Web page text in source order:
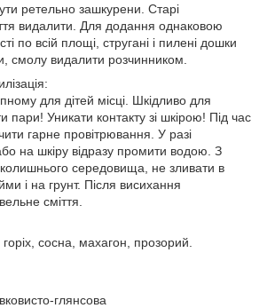
ретельно зашкурени. Старі
видалити. Для додання однаковою
по всій площі, стругані і пилені дошки
смолу видалити розчинником.
для дітей місці. Шкідливо для
пари! Уникати контакту зі шкірою! Під час
гарне провітрювання. У разі
на шкіру відразу промити водою. З
середовища, не зливати в
і на грунт. Після висихання
сміття.
сосна, махагон, прозорий.
глянсова